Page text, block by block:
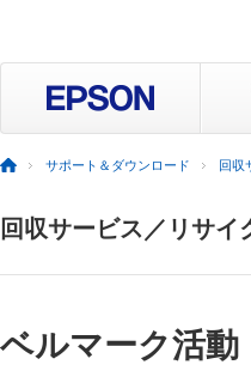
サポート＆ダウンロード 回収
回収サービス／リサイ
ベルマーク活動